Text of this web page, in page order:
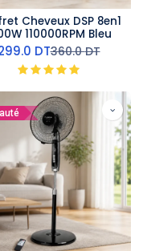
Cheveux DSP 8en1
110000RPM Bleu
DT360.0DT